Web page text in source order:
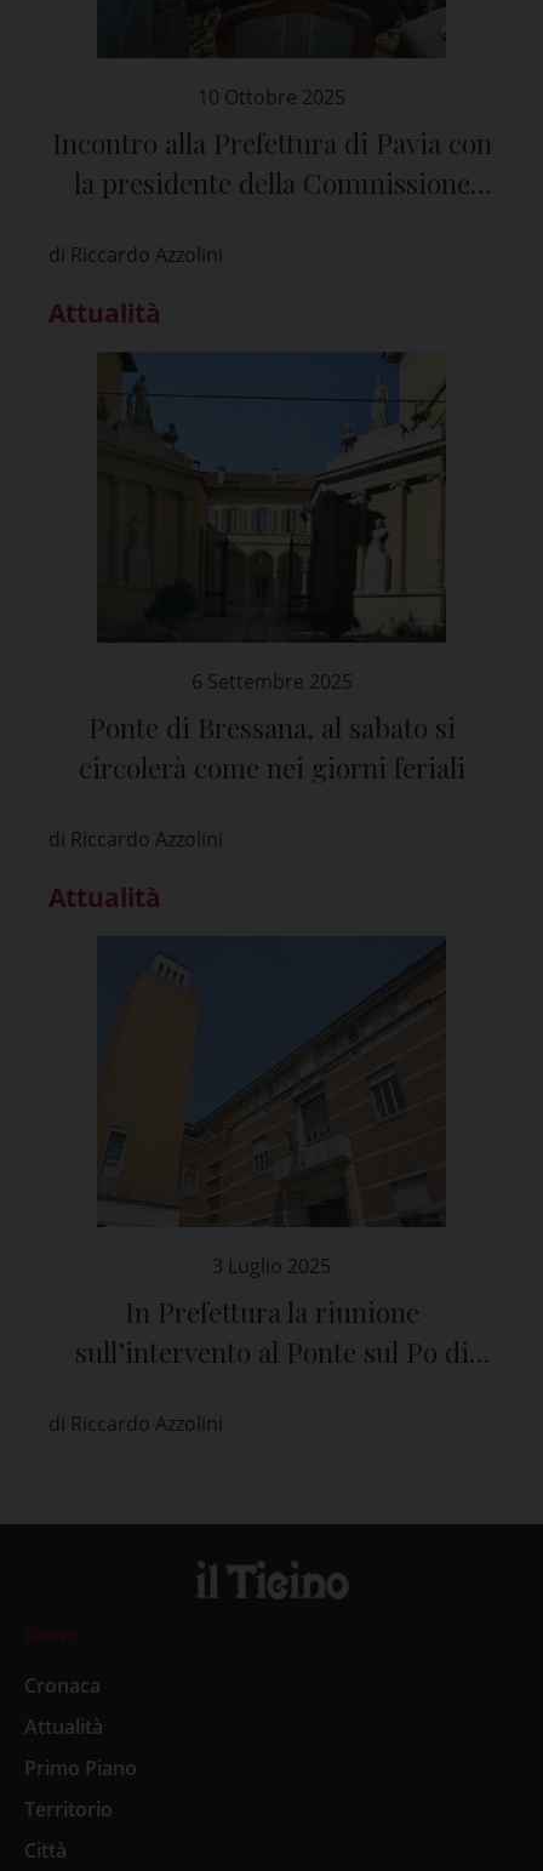
10 Ottobre 2025
Incontro alla Prefettura di Pavia con
la presidente della Commissione
di Riccardo Azzolini
Attualità
6 Settembre 2025
Ponte di Bressana, al sabato si
circolerà come nei giorni feriali
di Riccardo Azzolini
Attualità
3 Luglio 2025
In Prefettura la riunione
sull’intervento al Ponte sul Po di
di Riccardo Azzolini
News
Cronaca
Attualità
Primo Piano
Territorio
Città